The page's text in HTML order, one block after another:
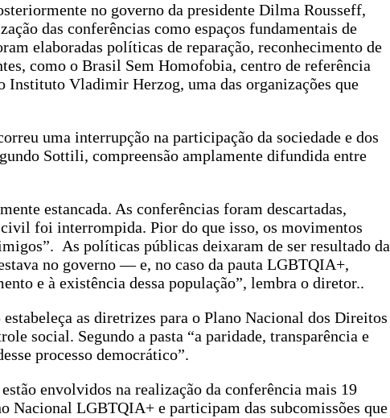
no governo da presidente Dilma Rousseff,
das conferências como espaços fundamentais de
elaboradas políticas de reparação, reconhecimento de
como o Brasil Sem Homofobia, centro de referência
Vladimir Herzog, uma das organizações que
uma interrupção na participação da sociedade e dos
Sottili, compreensão amplamente difundida entre
estancada. As conferências foram descartadas,
foi interrompida. Pior do que isso, os movimentos
As políticas públicas deixaram de ser resultado da
no governo — e, no caso da pauta LGBTQIA+,
e à existência dessa população”, lembra o diretor..
as diretrizes para o Plano Nacional dos Direitos
social. Segundo a pasta “a paridade, transparência e
processo democrático”.
envolvidos na realização da conferência mais 19
Nacional LGBTQIA+ e participam das subcomissões que